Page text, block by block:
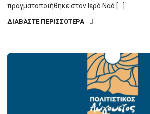
πραγματοποιήθηκε στον Ιερό Ναό […]
ΔΙΑΒΆΣΤΕ ΠΕΡΙΣΣΌΤΕΡΑ